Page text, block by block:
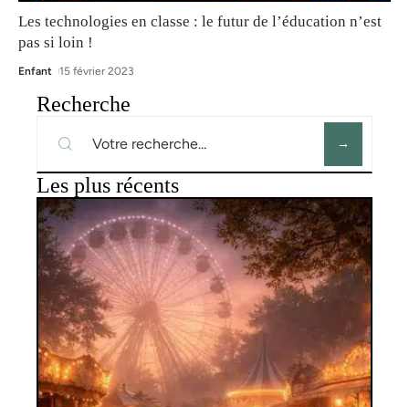
Les technologies en classe : le futur de l’éducation n’est
pas si loin !
Enfant 15 février 2023
Recherche
Les plus récents